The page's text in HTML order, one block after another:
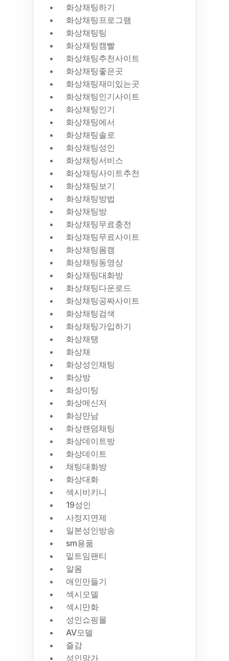
화상채팅하기
화상채팅프로그램
화상채팅팅
화상채팅캠빨
화상채팅추천사이트
화상채팅좋은곳
화상채팅재미있는곳
화상채팅인기사이트
화상채팅인기
화상채팅에서
화상채팅솔로
화상채팅성인
화상채팅서비스
화상채팅사이트추천
화상채팅보기
화상채팅방법
화상채팅방
화상채팅무료충전
화상채팅무료사이트
화상채팅몸캠
화상채팅동영상
화상채팅대화방
화상채팅다운로드
화상채팅공짜사이트
화상채팅검색
화상채팅가입하기
화상채탱
화상채
화상성인채팅
화상방
화상미팅
화상메신저
화상만남
화상랜덤채팅
화상데이트방
화상데이트
채팅대화방
화상대화
섹시비키니
19성인
사정지연제
일본성인방송
sm용품
밑트임팬티
알몸
애인만들기
섹시모델
섹시만화
성인쇼핑몰
AV모델
즐감
성인망가